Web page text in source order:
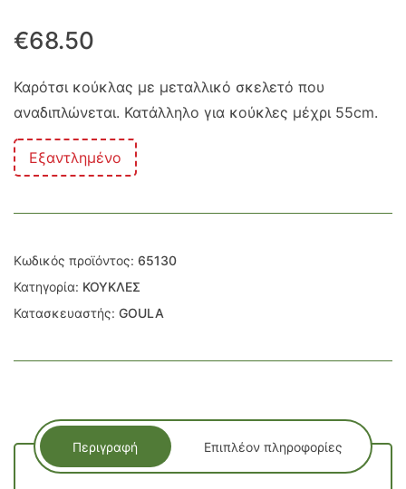
€68.50
Καρότσι κούκλας με μεταλλικό σκελετό που
αναδιπλώνεται. Κατάλληλο για κούκλες μέχρι 55cm.
Εξαντλημένο
Κωδικός προϊόντος: 65130
Κατηγορία: ΚΟΥΚΛΕΣ
Κατασκευαστής: GOULA
Περιγραφή Επιπλέον πληροφορίες